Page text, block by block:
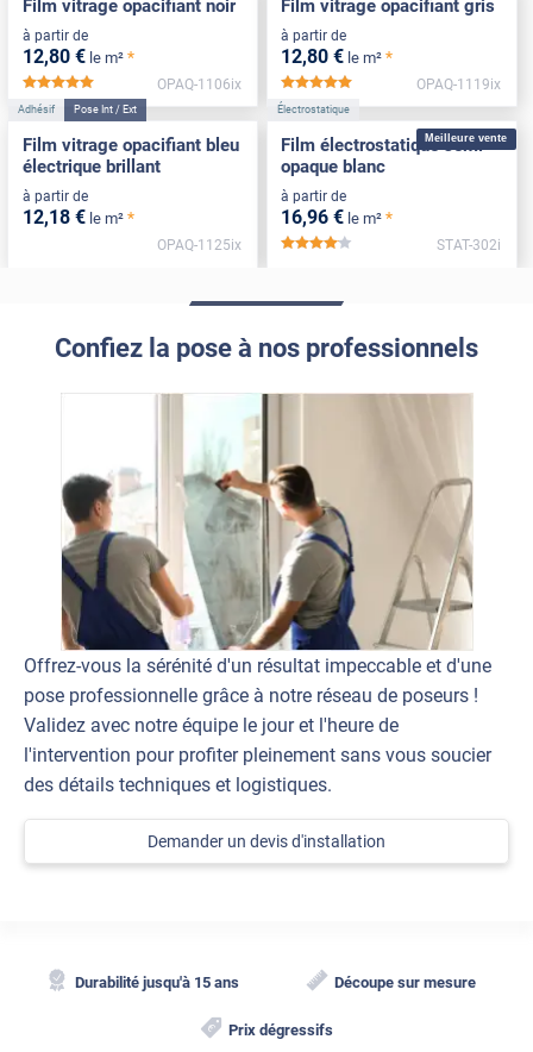
Film vitrage opacifiant noir
à partir de
12,80 € le m² *
OPAQ-1106ix
Film vitrage opacifiant gris
à partir de
12,80 € le m² *
OPAQ-1119ix
Adhésif Pose Int / Ext
Film vitrage opacifiant bleu
électrique brillant
à partir de
12,18 € le m² *
OPAQ-1125ix
Meilleure vente
Électrostatique
Film électrostatique semi-
opaque blanc
à partir de
16,96 € le m² *
*****
STAT-302i
Confiez la pose à nos professionnels
Offrez-vous la sérénité d'un résultat impeccable et d'une
pose professionnelle grâce à notre réseau de poseurs !
Validez avec notre équipe le jour et l'heure de
l'intervention pour profiter pleinement sans vous soucier
des détails techniques et logistiques.
Demander un devis d'installation
Durabilité jusqu'à 15 ans Découpe sur mesure
Prix dégressifs